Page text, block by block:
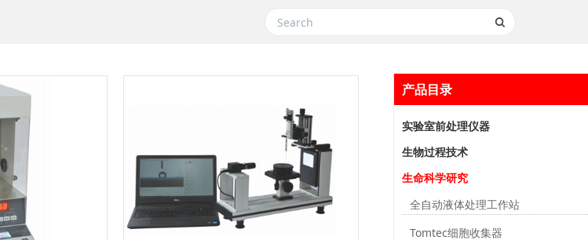
产品目录
实验室前处理仪器
生物过程技术
生命科学研究
全自动液体处理工作站
Tomtec细胞收集器